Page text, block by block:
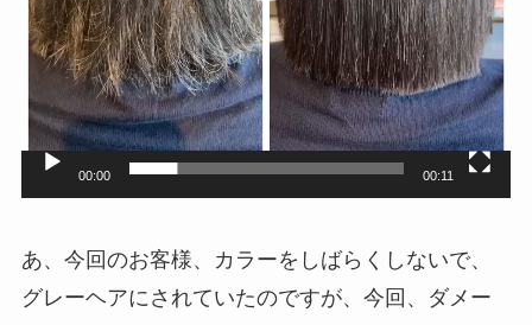
00:00 00:11
あ、今回のお客様、カラーをしばらくしないで、
グレーヘアにされていたのですが、今回、ダメー